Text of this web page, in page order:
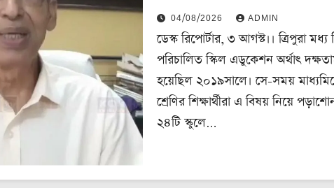
04/08/2026 ADMIN
ডেস্ক রিপোর্টার, ৩ আগস্ট।। ত্রিপুরা মধ্য
পরিচালিত স্কিল এডুকেশন অর্থাৎ
হয়েছিল ২০১৯সালে। সে-সময়
শ্রেণির শিক্ষার্থীরা এ বিষয় নিয়ে
২৪টি স্কুলে…